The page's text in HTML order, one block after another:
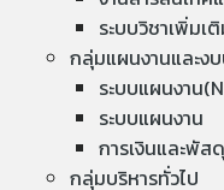
ระบบวิชาเพิ่มเ
กลุ่มแผนงานและง
ระบบแผนงาน
ระบบแผนงาน
การเงินและพัสดุ
กลุ่มบริหารทั่วไป